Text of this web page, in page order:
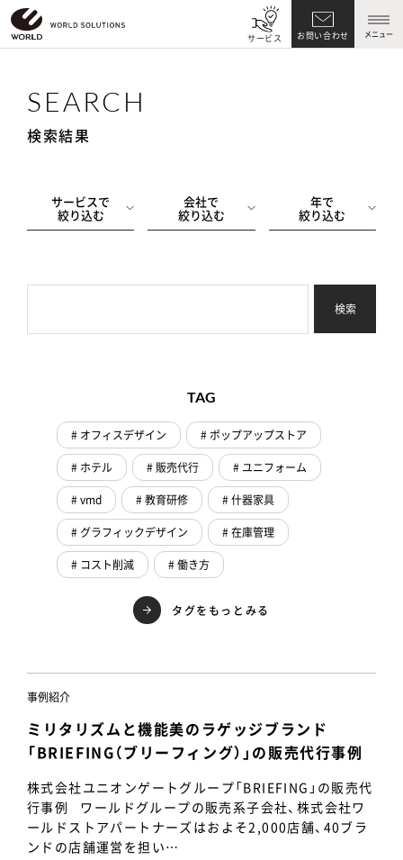
サービス お問い合わせ メニュー
SEARCH
検索結果
サービスで
絞り込む
会社で
絞り込む
年で
絞り込む
検索
TAG
# オフィスデザイン
# ポップアップストア
# ホテル
# 販売代行
# ユニフォーム
# vmd
# 教育研修
# 什器家具
# グラフィックデザイン
# 在庫管理
# コスト削減
# 働き方
タグをもっとみる
事例紹介
ミリタリズムと機能美のラゲッジブランド
「BRIEFING（ブリーフィング）」の販売代行事例
株式会社ユニオンゲートグループ「BRIEFING」の販売代
行事例 ワールドグループの販売系子会社、株式会社ワ
ールドストアパートナーズはおよそ2,000店舗、40ブラ
ンドの店舗運営を担い…